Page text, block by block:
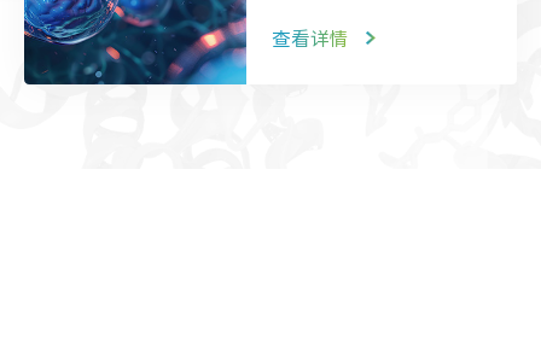
尺寸范围内，它们由内源
查看详情